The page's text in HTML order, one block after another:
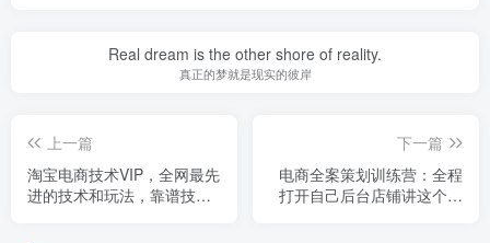
Real dream is the other shore of reality.
真正的梦就是现实的彼岸
上一篇
淘宝电商技术VIP，全网最先
进的技术和玩法，靠谱技术
下一篇
电商全案策划训练营：全程
打开自己后台店铺讲这个案